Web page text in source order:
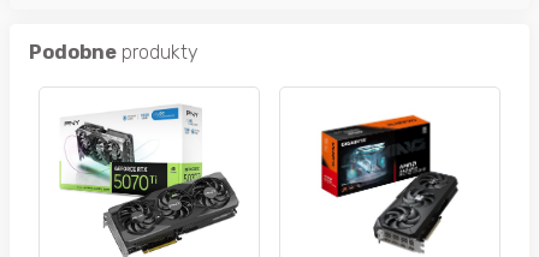
Podobne produkty